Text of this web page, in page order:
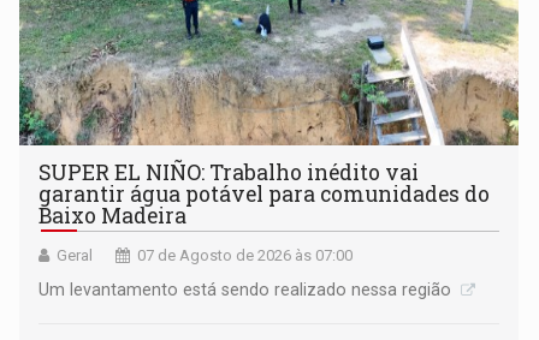
SUPER EL NIÑO: Trabalho inédito vai
garantir água potável para comunidades do
Baixo Madeira
Geral 07 de Agosto de 2026 às 07:00
Um levantamento está sendo realizado nessa região